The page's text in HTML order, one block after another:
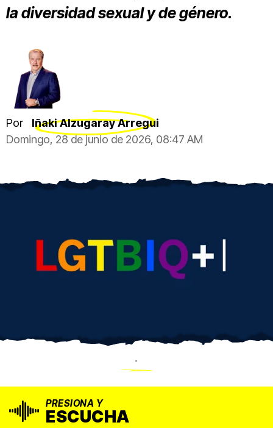
la diversidad sexual y de género.
Por
Iñaki Alzugaray Arregui
Domingo, 28 de junio de 2026, 08:47 AM
.
PRESIONA Y
ESCUCHA